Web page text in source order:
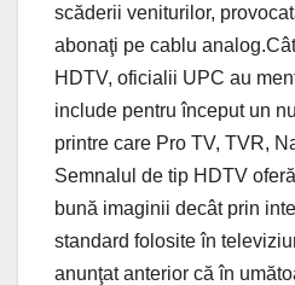
scăderii veniturilor,
abonaţi pe cablu
HDTV, oficialii UPC au
include pentru început un
printre care Pro TV, TVR,
Semnalul de tip HDTV
bună imaginii decât prin
standard folosite în
anunţat anterior că în